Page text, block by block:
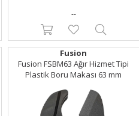
--
Fusion
Fusion FSBM63 Ağır Hizmet Tipi
Plastik Boru Makası 63 mm